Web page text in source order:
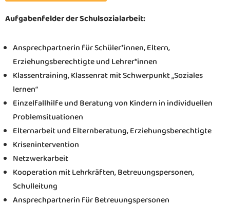
Aufgabenfelder der Schulsozialarbeit:
Ansprechpartnerin für Schüler*innen, Eltern,
Erziehungsberechtigte und Lehrer*innen
Klassentraining, Klassenrat mit Schwerpunkt „Soziales
lernen“
Einzelfallhilfe und Beratung von Kindern in individuellen
Problemsituationen
Elternarbeit und Elternberatung, Erziehungsberechtigte
Krisenintervention
Netzwerkarbeit
Kooperation mit Lehrkräften, Betreuungspersonen,
Schulleitung
Ansprechpartnerin für Betreuungspersonen